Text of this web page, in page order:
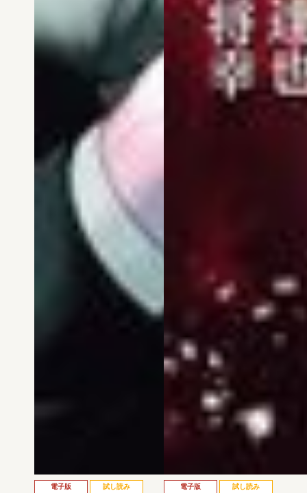
電子版 試し読み 電子版 試し読み